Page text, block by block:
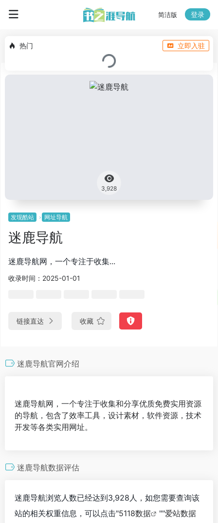
简洁版 登录
热门 立即入驻
3,928
发现酷站 网址导航
迷鹿导航
迷鹿导航网，一个专注于收集...
收录时间：2025-01-01
链接直达 收藏
迷鹿导航官网介绍
迷鹿导航网，一个专注于收集和分享优质免费实用资源
的导航，包含了效率工具，设计素材，软件资源，技术
开发等各类实用网址。
迷鹿导航数据评估
迷鹿导航浏览人数已经达到3,928人，如您需要查询该
站的相关权重信息，可以点击"5118数据 ""爱站数据